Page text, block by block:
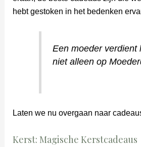
hebt gestoken in het bedenken
Een moeder verdient
niet alleen op
Laten we nu overgaan naar
Kerst: Magische Kerstcadeaus